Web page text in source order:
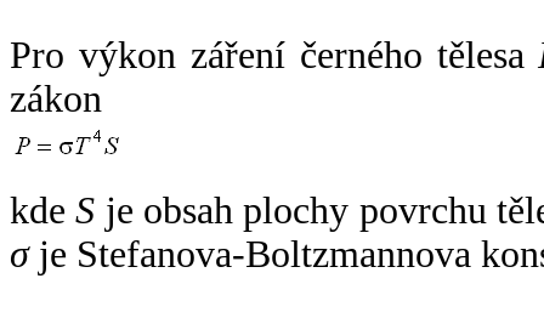
Pro výkon záření černého tělesa
zákon
kdeS je obsah plochy povrchu
σje Stefanova-Boltzmannova